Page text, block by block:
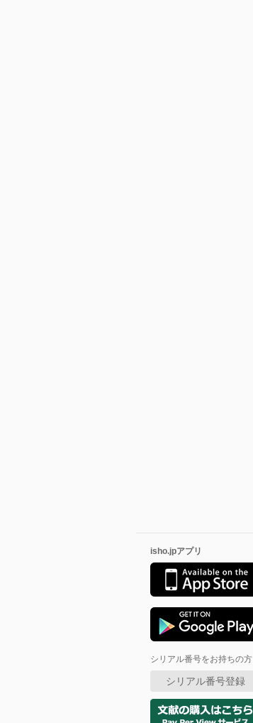
isho.jpアプリ
シリアル番号をお持ちの方
シリアル番号登録